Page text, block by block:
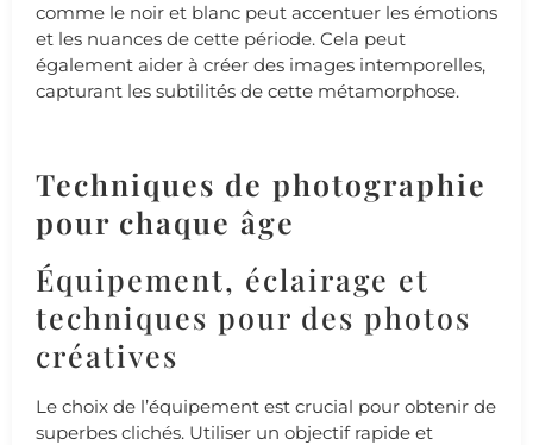
comme le noir et blanc peut accentuer les émotions
et les nuances de cette période. Cela peut
également aider à créer des images intemporelles,
capturant les subtilités de cette métamorphose.
Techniques de photographie
pour chaque âge
Équipement, éclairage et
techniques pour des photos
créatives
Le choix de l’équipement est crucial pour obtenir de
superbes clichés. Utiliser un objectif rapide et